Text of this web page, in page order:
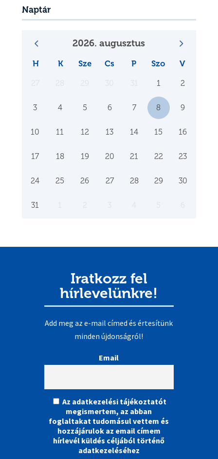
Naptár
2026. augusztus
H K Sze Cs P Szo V
1 2
3 4 5 6 7 8 9
10 11 12 13 14 15 16
17 18 19 20 21 22 23
24 25 26 27 28 29 30
31
Iratkozz fel
hírlevelünkre!
Add meg az e-mail címed és értesítünk
minden újdonságról!
Email
Az adatkezelési tájékoztatót
megismertem, az abban
foglaltakat tudomásul vettem és
hozzájárulok az email címem
hírlevél küldés céljából történő
adatkezeléséhez